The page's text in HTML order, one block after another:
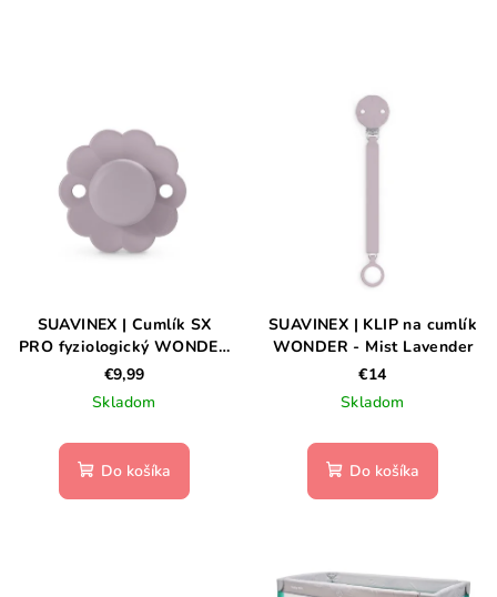
SUAVINEX | Cumlík SX
PRO fyziologický WONDER
6/18m - Mist Lavender
€9,99
Skladom
Do košíka
SUAVINEX | KLIP na cumlík
WONDER - Mist Lavender
€14
Skladom
Do košíka